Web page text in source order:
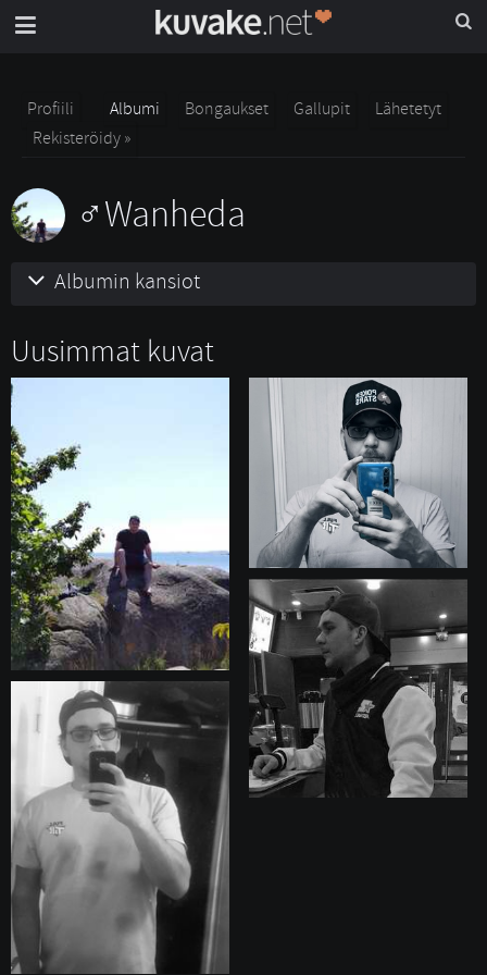
Profiili Albumi Bongaukset Gallupit
Lähetetyt
Rekisteröidy »
Wanheda
Albumin kansiot
Uusimmat kuvat